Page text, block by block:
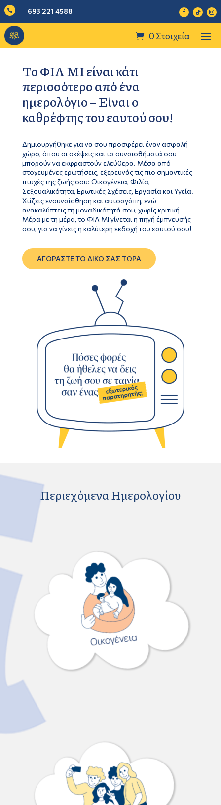
 693 221 4588
0 Στοιχεία
Το ΦΙΛ ΜΙ είναι κάτι
περισσότερο από ένα
ημερολόγιο – Είναι ο
καθρέφτης του εαυτού σου!
Δημιουργήθηκε για να σου προσφέρει έναν ασφαλή
χώρο, όπου οι σκέψεις και τα συναισθήματά σου
μπορούν να εκφραστούν ελεύθερα. Μέσα από
στοχευμένες ερωτήσεις, εξερευνάς τις πιο σημαντικές
πτυχές της ζωής σου: Οικογένεια, Φιλία,
Σεξουαλικότητα, Ερωτικές Σχέσεις, Εργασία και Υγεία.
Χτίζεις ενσυναίσθηση και αυτοαγάπη, ενώ
ανακαλύπτεις τη μοναδικότητά σου, χωρίς κριτική.
Μέρα με τη μέρα, το ΦΙΛ ΜΙ γίνεται η πηγή έμπνευσής
σου, για να γίνεις η καλύτερη εκδοχή του εαυτού σου!
ΑΓΟΡΑΣΤΕ ΤΟ ΔΙΚΟ ΣΑΣ ΤΩΡΑ
Περιεχόμενα Ημερολογίου